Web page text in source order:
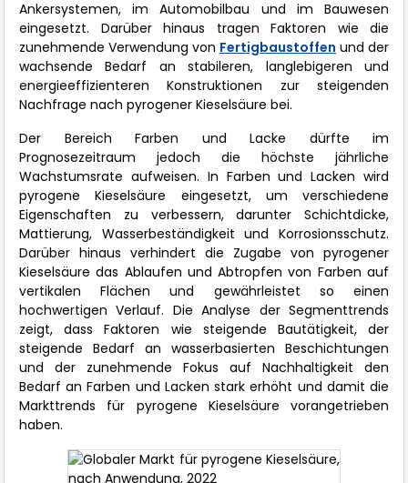
Ankersystemen, im Automobilbau und im Bauwesen
eingesetzt. Darüber hinaus tragen Faktoren wie die
zunehmende Verwendung von Fertigbaustoffen und der
wachsende Bedarf an stabileren, langlebigeren und
energieeffizienteren Konstruktionen zur steigenden
Nachfrage nach pyrogener Kieselsäure bei.
Der Bereich Farben und Lacke dürfte im
Prognosezeitraum jedoch die höchste jährliche
Wachstumsrate aufweisen. In Farben und Lacken wird
pyrogene Kieselsäure eingesetzt, um verschiedene
Eigenschaften zu verbessern, darunter Schichtdicke,
Mattierung, Wasserbeständigkeit und Korrosionsschutz.
Darüber hinaus verhindert die Zugabe von pyrogener
Kieselsäure das Ablaufen und Abtropfen von Farben auf
vertikalen Flächen und gewährleistet so einen
hochwertigen Verlauf. Die Analyse der Segmenttrends
zeigt, dass Faktoren wie steigende Bautätigkeit, der
steigende Bedarf an wasserbasierten Beschichtungen
und der zunehmende Fokus auf Nachhaltigkeit den
Bedarf an Farben und Lacken stark erhöht und damit die
Markttrends für pyrogene Kieselsäure vorangetrieben
haben.